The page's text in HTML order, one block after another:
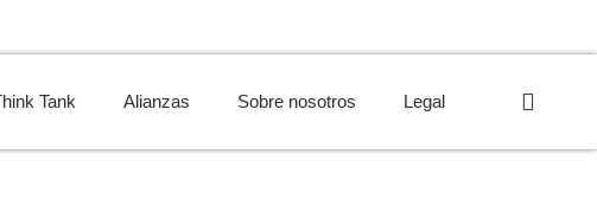
Tank Alianzas Sobre nosotros Legal